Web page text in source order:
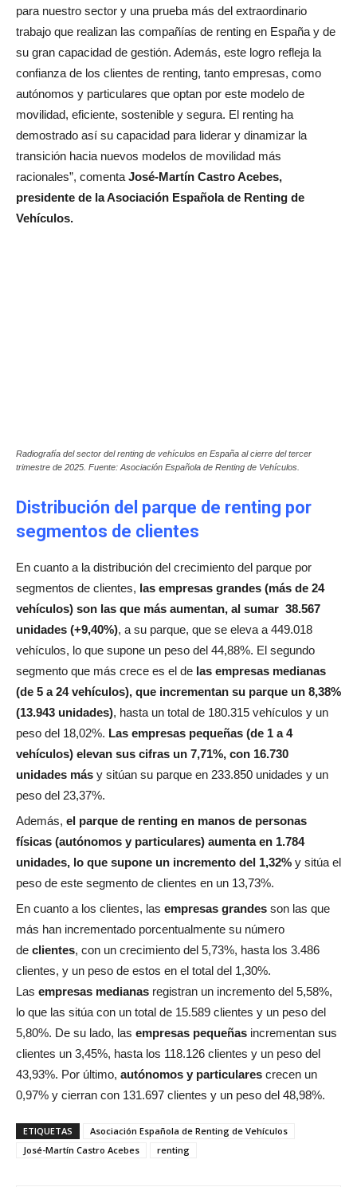
para nuestro sector y una prueba más del extraordinario
trabajo que realizan las compañías de renting en España y de
su gran capacidad de gestión. Además, este logro refleja la
confianza de los clientes de renting, tanto empresas, como
autónomos y particulares que optan por este modelo de
movilidad, eficiente, sostenible y segura. El renting ha
demostrado así su capacidad para liderar y dinamizar la
transición hacia nuevos modelos de movilidad más
racionales”, comenta José-Martín Castro Acebes,
presidente de la Asociación Española de Renting de
Vehículos.
Radiografía del sector del renting de vehículos en España al cierre del tercer
trimestre de 2025. Fuente: Asociación Española de Renting de Vehículos.
Distribución del parque de renting por
segmentos de clientes
En cuanto a la distribución del crecimiento del parque por
segmentos de clientes, las empresas grandes (más de 24
vehículos) son las que más aumentan, al sumar 38.567
unidades (+9,40%), a su parque, que se eleva a 449.018
vehículos, lo que supone un peso del 44,88%. El segundo
segmento que más crece es el de las empresas medianas
(de 5 a 24 vehículos), que incrementan su parque un 8,38%
(13.943 unidades), hasta un total de 180.315 vehículos y un
peso del 18,02%. Las empresas pequeñas (de 1 a 4
vehículos) elevan sus cifras un 7,71%, con 16.730
unidades más y sitúan su parque en 233.850 unidades y un
peso del 23,37%.
Además, el parque de renting en manos de personas
físicas (autónomos y particulares) aumenta en 1.784
unidades, lo que supone un incremento del 1,32% y sitúa el
peso de este segmento de clientes en un 13,73%.
En cuanto a los clientes, las empresas grandes son las que
más han incrementado porcentualmente su número
de clientes, con un crecimiento del 5,73%, hasta los 3.486
clientes, y un peso de estos en el total del 1,30%.
Las empresas medianas registran un incremento del 5,58%,
lo que las sitúa con un total de 15.589 clientes y un peso del
5,80%. De su lado, las empresas pequeñas incrementan sus
clientes un 3,45%, hasta los 118.126 clientes y un peso del
43,93%. Por último, autónomos y particulares crecen un
0,97% y cierran con 131.697 clientes y un peso del 48,98%.
ETIQUETAS
Asociación Española de Renting de Vehículos
José-Martín Castro Acebes
renting